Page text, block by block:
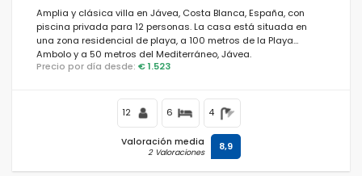
Amplia y clásica villa en Jávea, Costa Blanca, España, con
piscina privada para 12 personas. La casa está situada en
una zona residencial de playa, a 100 metros de la Playa
Ambolo y a 50 metros del Mediterráneo, Jávea.
Precio por día desde: € 1.523
12 6 4
Valoración media
2 Valoraciones 8,9